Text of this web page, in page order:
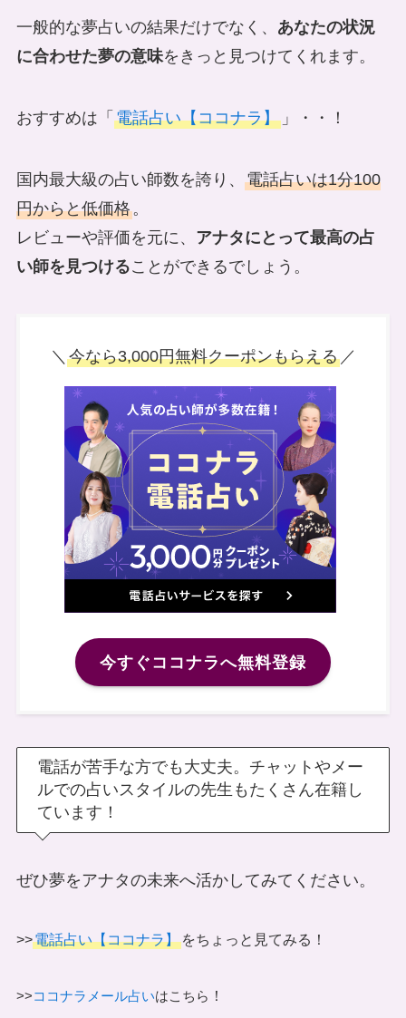
一般的な夢占いの結果だけでなく、 あなたの状況
に合わせた夢の意味をきっと見つけてくれます。
おすすめは「 電話占い【ココナラ】」・・！
国内最大級の占い師数を誇り、 電話占いは1分100
円からと低価格。
レビューや評価を元に、 アナタにとって最高の占
い師を見つけることができるでしょう。
＼ 今なら3,000円無料クーポンもらえる／
今すぐココナラへ無料登録
電話が苦手な方でも大丈夫。チャットやメー
ルでの占いスタイルの先生もたくさん在籍し
ています！
ぜひ夢をアナタの未来へ活かしてみてください。
>>電話占い【ココナラ】をちょっと見てみる！
>>ココナラメール占いはこちら ！